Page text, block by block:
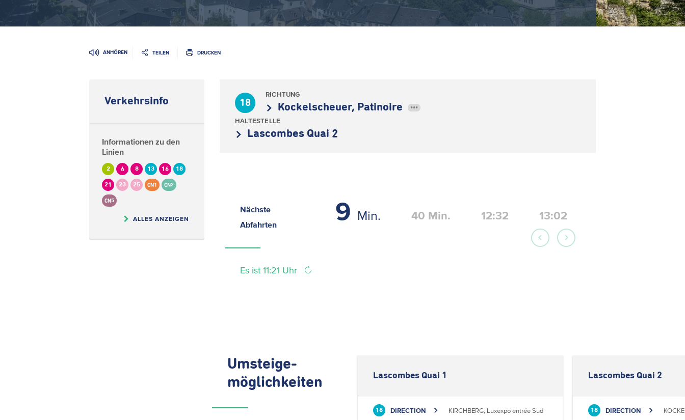
ANHÖREN TEILEN DRUCKEN
Verkehrsinfo
Informationen zu den
Linien
2 6 8 13 16 18
21 23 25 CN1 CN2
CN5
ALLES ANZEIGEN
18
RICHTUNG
Kockelscheuer, Patinoire •••
HALTESTELLE
Lascombes Quai 2
Nächste
Abfahrten
Es ist 11:21 Uhr
9 Min. 40 Min. 12:32 13:02
Umsteige-
möglichkeiten
Lascombes Quai 1
18 DIRECTION KIRCHBERG, Luxexpo entrée Sud
Lascombes Quai 2
18 DIRECTION